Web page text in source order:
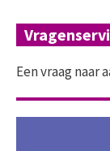
Een vraag naar